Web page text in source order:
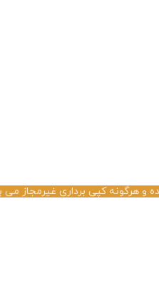
و هرگونه کپی برداری غیرمجاز می